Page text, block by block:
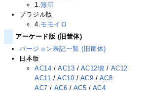
1.無印
ブラジル版
4. モモイロ
アーケード版 (旧筐体)
バージョン表記一覧 (旧筐体)
日本版
AC14 /AC13 / AC12増 / AC12
AC11 /AC10 / AC9 / AC8
AC7 / AC6 / AC5 / AC4